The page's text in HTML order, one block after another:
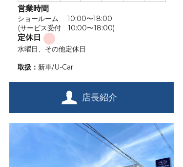
営業時間
ショールーム 10:00〜18:00
(サービス受付 10:00〜18:00)
定休日
水曜日、その他定休日
取扱： 新車/U-Car
店長紹介